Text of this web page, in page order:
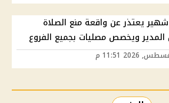
يعتذر عن واقعة منع الصلاة
ويخصص مصليات بجميع الفروع